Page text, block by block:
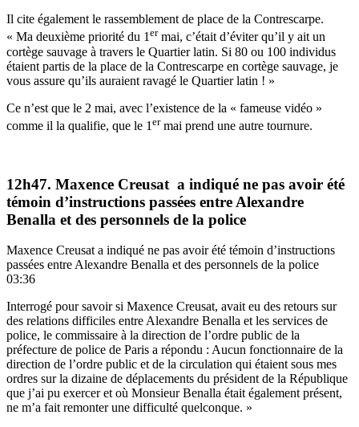
Il cite également le rassemblement de place de la Contrescarpe.
« Ma deuxième priorité du 1ermai, c’était d’éviter qu’il y ait un
cortège sauvage à travers le Quartier latin. Si 80 ou 100 individus
étaient partis de la place de la Contrescarpe en cortège sauvage, je
vous assure qu’ils auraient ravagé le Quartier latin ! »
Ce n’est que le 2 mai, avec l’existence de la « fameuse vidéo »
comme il la qualifie, que le 1 ermai prend une autre tournure.
12h47. Maxence Creusat a indiqué ne pas avoir été
témoin d’instructions passées entre Alexandre
Benalla et des personnels de la police
Maxence Creusat a indiqué ne pas avoir été témoin d’instructions
passées entre Alexandre Benalla et des personnels de la police
03:36
Interrogé pour savoir si Maxence Creusat, avait eu des retours sur
des relations difficiles entre Alexandre Benalla et les services de
police, le commissaire à la direction de l’ordre public de la
préfecture de police de Paris a répondu : Aucun fonctionnaire de la
direction de l’ordre public et de la circulation qui étaient sous mes
ordres sur la dizaine de déplacements du président de la République
que j’ai pu exercer et où Monsieur Benalla était également présent,
ne m’a fait remonter une difficulté quelconque. »